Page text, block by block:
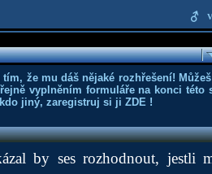
že mu dáš nějaké rozhřešení!
vyplněním formuláře na konci této
jiný, zaregistruj si ji ZDE!
by ses rozhodnout, jestli